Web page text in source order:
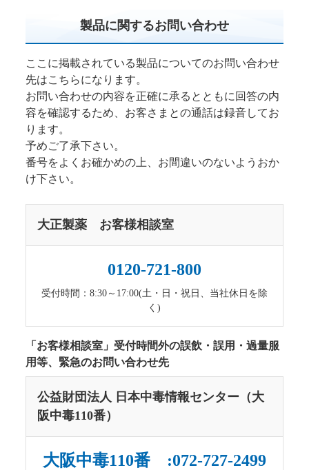
製品に関するお問い合わせ
ここに掲載されている製品についてのお問い合わせ
先はこちらになります。
お問い合わせの内容を正確に承るとともに回答の内
容を確認するため、お客さまとの通話は録音してお
ります。
予めご了承下さい。
番号をよくお確かめの上、お間違いのないようおか
け下さい。
大正製薬 お客様相談室
0120-721-800
受付時間：8:30～17:00(土・日・祝日、当社休日を除
く)
「お客様相談室」受付時間外の誤飲・誤用・過量服
用等、緊急のお問い合わせ先
公益財団法人 日本中毒情報センター（大
阪中毒110番）
大阪中毒110番 :072-727-2499